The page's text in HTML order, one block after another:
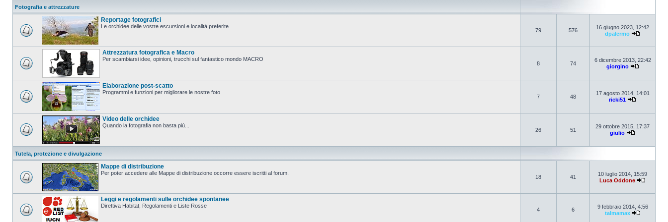
Fotografia e attrezzature
Reportage fotografici
Le orchidee delle vostre escursioni e località preferite
79 576
16 giugno 2023, 12:42
dpalermo
Attrezzatura fotografica e Macro
Per scambiarsi idee, opinioni, trucchi sul fantastico mondo MACRO
8 74
6 dicembre 2013, 22:42
giorgino
Elaborazione post-scatto
Programmi e funzioni per migliorare le nostre foto
7 48
17 agosto 2014, 14:01
ricki51
Video delle orchidee
Quando la fotografia non basta più...
26 51
29 ottobre 2015, 17:37
giulio
Tutela, protezione e divulgazione
Mappe di distribuzione
Per poter accedere alle Mappe di distribuzione occorre essere iscritti al forum.
18 41
10 luglio 2014, 15:59
Luca Oddone
Leggi e regolamenti sulle orchidee spontanee
Direttiva Habitat, Regolamenti e Liste Rosse
4 6
9 febbraio 2014, 4:56
talmamax